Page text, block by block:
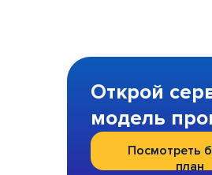
Открой
модель
Посмотреть
план